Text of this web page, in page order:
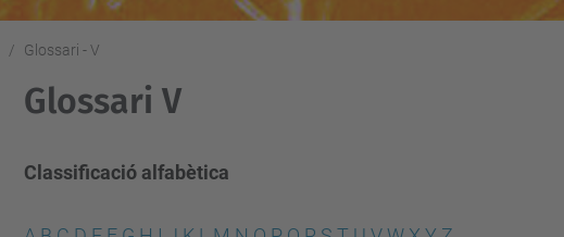
Glossari - V
Glossari V
Classificació alfabètica